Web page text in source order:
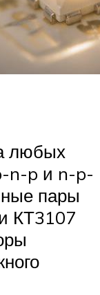
любых
n-p и n-p-
пары
КТ3107